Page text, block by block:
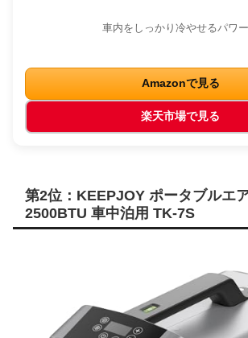
車内をしっかり冷やせるパワ
Amazonで見る
楽天市場で見る
第2位：KEEPJOY ポータブルエ
2500BTU 車中泊用 TK-7S